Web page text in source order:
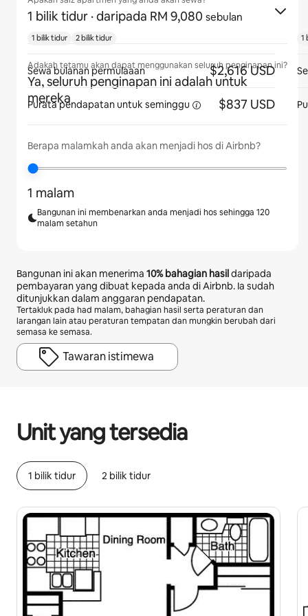
1 bilik tidur · daripada RM 9,080 sebulan
Adakah tetamu akan dapat menggunakan seluruh penginapan ini?
Ya, seluruh penginapan ini adalah untuk
mereka
Berapa malamkah anda akan menjadi hos di Airbnb?
1 malam
Bangunan ini membenarkan anda menjadi hos sehingga 120
malam setahun
Bangunan ini akan menerima 10%bahagian hasildaripada
pembayaran yang dibuat kepada anda di Airbnb. Ia sudah
ditunjukkan dalam anggaran pendapatan.
Tertakluk pada had malam, bahagian hasil serta peraturan dan
larangan lain atau peraturan tempatan dan mungkin berubah dari
semasa ke semasa.
Tawaran istimewa
Unit yang tersedia
1 bilik tidur 2 bilik tidur
1 bilik tidur 2 bilik tidur
Sewa bulanan permulaaan $2,616 USD
Purata pendapatanuntuk seminggu $837 USD
1